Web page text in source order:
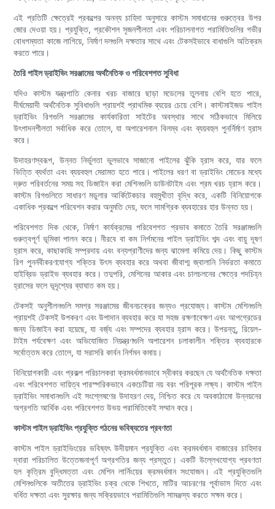
এই প্রতিটি ক্ষেত্রেই প্রকল্পের অনন্য চাহিদা অনুসারে কাস্টম সমাধানের গুরুত্বের উপর
জোর দেওয়া হয়। প্রযুক্তি, প্রকৌশল সৃজনশীলতা এবং পরিচালনাগত পরামিতিগুলির গভীর
বোধগম্যতা কাজে লাগিয়ে, নির্মাণ দলগুলি দক্ষতার সাথে এবং টেকসইভাবে বাধাগুলি অতিক্রম
করতে পারে।
তৈরি পাইল ড্রাইভিং সরঞ্জামের অর্থনৈতিক ও পরিবেশগত সুবিধা
যদিও কাস্টম যন্ত্রপাতি কেনার খরচ বাজারে ছাড়া মডেলের তুলনায় বেশি হতে পারে,
দীর্ঘমেয়াদী অর্থনৈতিক সুবিধাগুলি প্রায়শই প্রাথমিক ব্যয়ের চেয়ে বেশি। কাস্টমাইজড পাইল
ড্রাইভিং রিগগুলি সরঞ্জামের কার্যকারিতা সাইটের অবস্থার সাথে সঠিকভাবে মিলিয়ে
উৎপাদনশীলতা সর্বাধিক করে তোলে, যা অপারেশনাল বিলম্ব এবং ব্যয়বহুল পুনর্নির্মাণ হ্রাস
করে।
উদাহরণস্বরূপ, উন্নত নির্ভুলতা ভুলভাবে সাজানো পাইলের ঝুঁকি হ্রাস করে, যার ফলে
ভিত্তি ব্যর্থতা এবং ব্যয়বহুল মেরামত হতে পারে। পাইলের ধরণ বা ড্রাইভিং মোডের মধ্যে
দ্রুত পরিবর্তনের সময় সহ ডিজাইন করা মেশিনগুলি ডাউনটাইম এবং শ্রম খরচ হ্রাস করে।
কাস্টম রিগগুলিতে সাধারণ মডুলার আর্কিটেকচার বহুমুখীতা বৃদ্ধি করে, একটি বিনিয়োগকে
একাধিক প্রকল্পে পরিবেশন করার অনুমতি দেয়, ফলে সামগ্রিক ব্যবহারের হার উন্নত হয়।
পরিবেশগত দিক থেকে, নির্মাণ কার্যক্রমের পরিবেশগত প্রভাব কমাতে তৈরি সরঞ্জামগুলি
গুরুত্বপূর্ণ ভূমিকা পালন করে। নীরবে বা কম নির্গমনের পাইল ড্রাইভিং শব্দ এবং বায়ু দূষণ
হ্রাস করে, কাছাকাছি সম্প্রদায় এবং বন্যপ্রাণীদের জন্য ঝামেলা কমিয়ে দেয়। কিছু কাস্টম
রিগ পুনর্নবীকরণযোগ্য শক্তির উৎস ব্যবহার করে অথবা জীবাশ্ম জ্বালানি নির্ভরতা কমাতে
হাইব্রিড ড্রাইভ ব্যবহার করে। তদুপরি, মেশিনের আকার এবং চালচলনের ক্ষেত্রে পদচিহ্ন
হ্রাসের ফলে ভূদৃশ্যের ব্যাঘাত কম হয়।
টেকসই অনুশীলনগুলি সমগ্র সরঞ্জামের জীবনচক্রের জন্যও প্রযোজ্য। কাস্টম মেশিনগুলি
প্রায়শই টেকসই উপকরণ এবং উপাদান ব্যবহার করে যা সহজ রক্ষণাবেক্ষণ এবং আপগ্রেডের
জন্য ডিজাইন করা হয়েছে, যা বর্জ্য এবং সম্পদের ব্যবহার হ্রাস করে। উপরন্তু, রিয়েল-
টাইম পর্যবেক্ষণ এবং অভিযোজিত নিয়ন্ত্রণগুলি অপারেশন চলাকালীন শক্তির ব্যবহারকে
সর্বোত্তম করে তোলে, যা সরাসরি কার্বন নির্গমন কমায়।
বিনিয়োগকারী এবং প্রকল্প পরিচালকরা ক্রমবর্ধমানভাবে স্বীকার করছেন যে অর্থনৈতিক দক্ষতা
এবং পরিবেশগত দায়িত্ব পারস্পরিকভাবে একচেটিয়া নয় বরং পরিপূরক লক্ষ্য। কাস্টম পাইল
ড্রাইভিং সমাধানগুলি এই সংশ্লেষণের উদাহরণ দেয়, নিশ্চিত করে যে অবকাঠামো উন্নয়নের
অগ্রগতি আর্থিক এবং পরিবেশগত উভয় পরামিতিকেই সম্মান করে।
কাস্টম পাইল ড্রাইভিং প্রযুক্তি গঠনের ভবিষ্যতের প্রবণতা
কাস্টম পাইল ড্রাইভিংয়ের ভবিষ্যৎ উদীয়মান প্রযুক্তি এবং ক্রমবর্ধমান বাজারের চাহিদার
দ্বারা পরিচালিত উত্তেজনাপূর্ণ অগ্রগতির জন্য প্রস্তুত। একটি উল্লেখযোগ্য প্রবণতা
হল কৃত্রিম বুদ্ধিমত্তা এবং মেশিন লার্নিংয়ের ক্রমবর্ধমান সংযোজন। এই প্রযুক্তিগুলি
মেশিনগুলিকে অতীতের ড্রাইভিং চক্র থেকে শিখতে, মাটির আচরণের পূর্বাভাস দিতে এবং
বর্ধিত দক্ষতা এবং সুরক্ষার জন্য সক্রিয়ভাবে পরামিতিগুলি সামঞ্জস্য করতে সক্ষম করে।